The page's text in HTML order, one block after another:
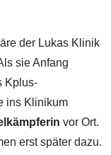
der Lukas Klinik
sie Anfang
Kplus-
ins Klinikum
vor Ort.
erst später dazu.